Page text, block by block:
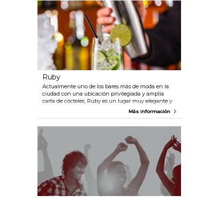
Ruby
Actualmente uno de los bares más de moda en la
ciudad con una ubicación privilegiada y amplia
carta de cócteles, Ruby es un lugar muy elegante y
Más información